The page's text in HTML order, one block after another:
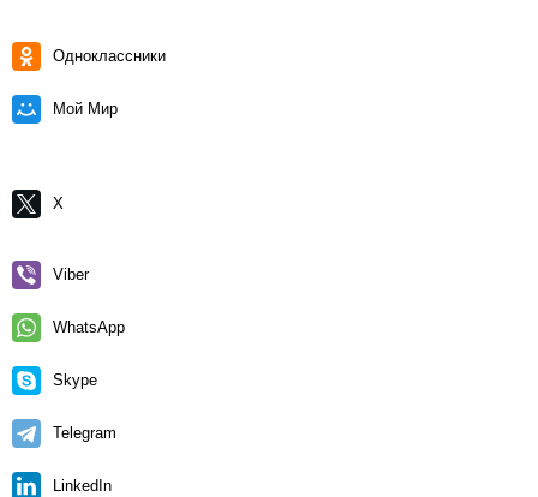
Одноклассники
Мой Мир
X
Viber
WhatsApp
Skype
Telegram
LinkedIn